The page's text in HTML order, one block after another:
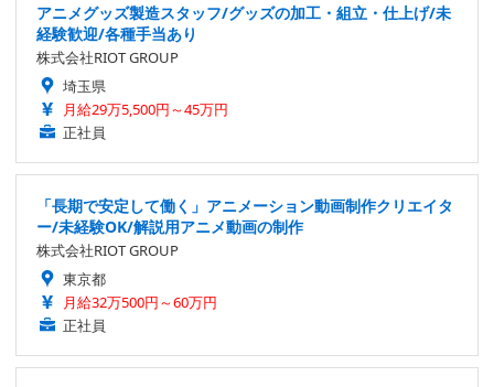
アニメグッズ製造スタッフ/グッズの加工・組立・仕上げ/未
経験歓迎/各種手当あり
株式会社RIOT GROUP
埼玉県
月給29万5,500円～45万円
正社員
「長期で安定して働く」アニメーション動画制作クリエイタ
ー/未経験OK/解説用アニメ動画の制作
株式会社RIOT GROUP
東京都
月給32万500円～60万円
正社員